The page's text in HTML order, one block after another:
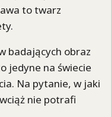
to twarz
badających obraz
jedyne na świecie
Na pytanie, w jaki
nie potrafi